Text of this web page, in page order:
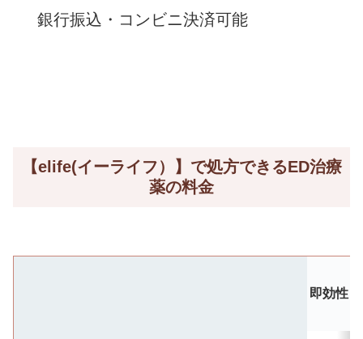
銀行振込・コンビニ決済可能
【elife(イーライフ）】で処方できるED治療
薬の料金
即効性